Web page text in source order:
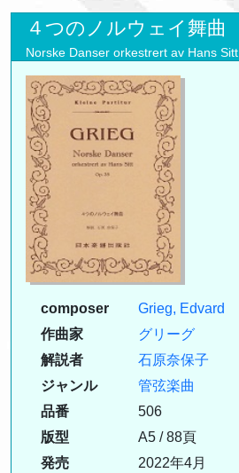
４つのノルウェイ舞曲
Norske Danser orkestrert av Hans Sitt
composer
Grieg, Edvard
作曲家
グリーグ
解説者
石原奈保子
ジャンル
管弦楽曲
品番
506
版型
A5 / 88頁
発売
2022年4月